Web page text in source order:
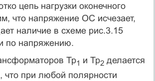
цепь нагрузки оконечного
что напряжение ОС исчезает,
наличие в схеме рис.3.15
по напряжению.
Тр1 и Тр2делается
что при любой полярности